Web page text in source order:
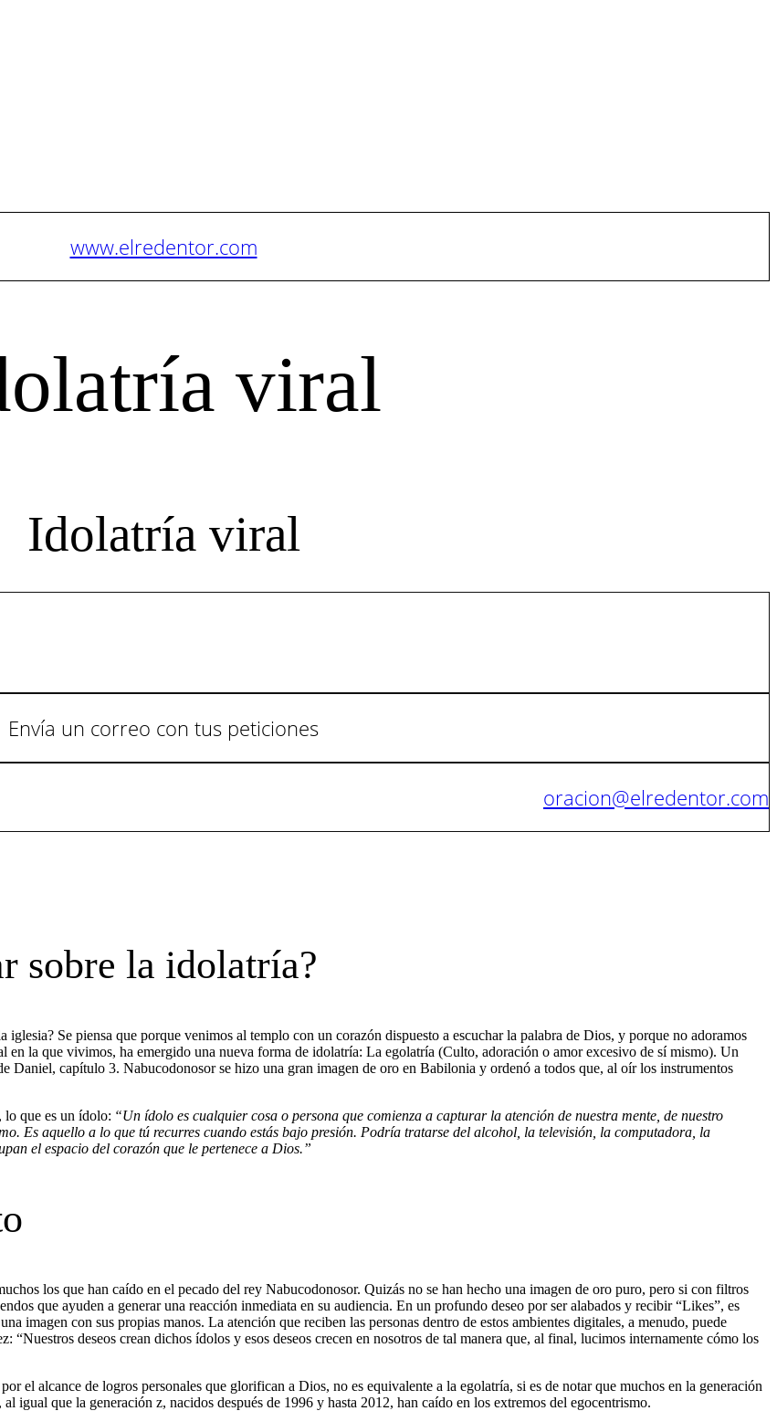
www.elredentor.com
viral
Idolatría viral
Envía un correo con tus peticiones
oracion@elredentor.com
sobre la idolatría?
Se piensa que porque venimos al templo con un corazón dispuesto a escuchar la palabra de Dios, y porque no adoramos
en la que vivimos, ha emergido una nueva forma de idolatría: La egolatría (Culto, adoración o amor excesivo de sí mismo). Un
Daniel, capítulo 3. Nabucodonosor se hizo una gran imagen de oro en Babilonia y ordenó a todos que, al oír los instrumentos
lo que es un ídolo: “Un ídolo es cualquier cosa o persona que comienza a capturar la atención de nuestra mente, de nuestro
Es aquello a lo que tú recurres cuando estás bajo presión. Podría tratarse del alcohol, la televisión, la computadora, la
el espacio del corazón que le pertenece a Dios.”
los que han caído en el pecado del rey Nabucodonosor. Quizás no se han hecho una imagen de oro puro, pero si con filtros
que ayuden a generar una reacción inmediata en su audiencia. En un profundo deseo por ser alabados y recibir “Likes”, es
imagen con sus propias manos. La atención que reciben las personas dentro de estos ambientes digitales, a menudo, puede
deseos crean dichos ídolos y esos deseos crecen en nosotros de tal manera que, al final, lucimos internamente cómo los
el alcance de logros personales que glorifican a Dios, no es equivalente a la egolatría, si es de notar que muchos en la generación
igual que la generación z, nacidos después de 1996 y hasta 2012, han caído en los extremos del egocentrismo.